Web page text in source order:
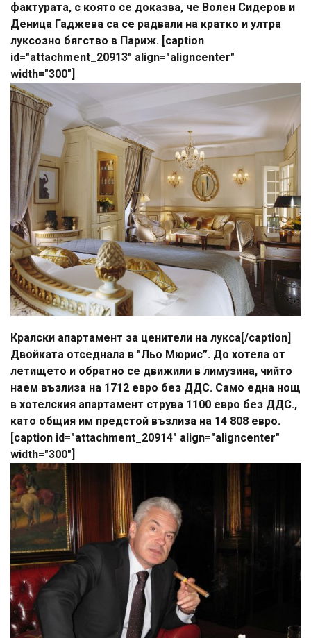
фактурата, с която се доказва, че Волен Сидеров и
Деница Гаджева са се радвали на кратко и ултра
луксозно бягство в Париж. [caption
id="attachment_20913" align="aligncenter"
width="300"]
Кралски апартамент за ценители на лукса[/caption]
Двойката отседнала в "Льо Мюрис”. До хотела от
летището и обратно се движили в лимузина, чийто
наем възлиза на 1712 евро без ДДС. Само една нощ
в хотелския апартамент струва 1100 евро без ДДС.,
като общия им предстой възлиза на 14 808 евро.
[caption id="attachment_20914" align="aligncenter"
width="300"]